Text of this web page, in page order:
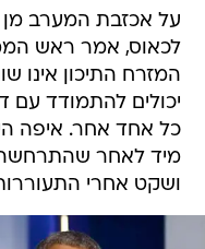
על אכזבת המערב מן
לכאוס, אמר ראש
המזרח התיכון אינו
יכולים להתמודד עם
כל אחד אחר. איפה
מיד לאחר
ושקט אחרי